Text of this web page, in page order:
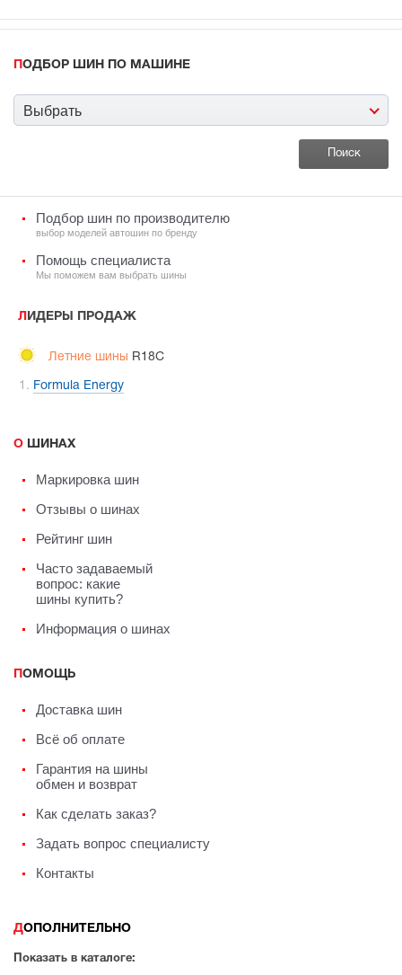
ПОДБОР ШИН ПО МАШИНЕ
Выбрать
Подбор шин по производителю
выбор моделей автошин по бренду
Помощь специалиста
Мы поможем вам выбрать шины
ЛИДЕРЫ ПРОДАЖ
Летние шины R18C
Formula Energy
О ШИНАХ
Маркировка шин
Отзывы о шинах
Рейтинг шин
Часто задаваемый
вопрос: какие
шины купить?
Информация о шинах
ПОМОЩЬ
Доставка шин
Всё об оплате
Гарантия на шины
обмен и возврат
Как сделать заказ?
Задать вопрос специалисту
Контакты
ДОПОЛНИТЕЛЬНО
Показать в каталоге: